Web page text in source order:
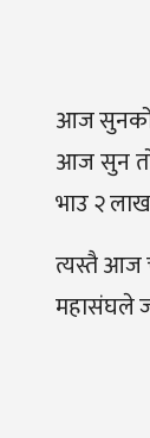
आज सुनको
आज सुन
भाउ २
त्यस्तै आज
महासंघले